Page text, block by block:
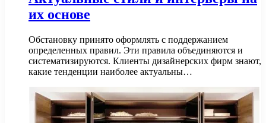
их основе
Обстановку принято оформлять с поддержанием
определенных правил. Эти правила объединяются и
систематизируются. Клиенты дизайнерских фирм знают,
какие тенденции наиболее актуальны…